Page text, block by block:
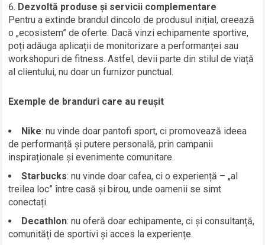
Dezvoltă produse și servicii complementare
Pentru a extinde brandul dincolo de produsul inițial, creează
o „ecosistem” de oferte. Dacă vinzi echipamente sportive,
poți adăuga aplicații de monitorizare a performanței sau
workshopuri de fitness. Astfel, devii parte din stilul de viață
al clientului, nu doar un furnizor punctual.
Exemple de branduri care au reușit
Nike: nu vinde doar pantofi sport, ci promovează ideea
de performanță și putere personală, prin campanii
inspiraționale și evenimente comunitare.
Starbucks: nu vinde doar cafea, ci o experiență – „al
treilea loc” între casă și birou, unde oamenii se simt
conectați.
Decathlon: nu oferă doar echipamente, ci și consultanță,
comunități de sportivi și acces la experiențe.